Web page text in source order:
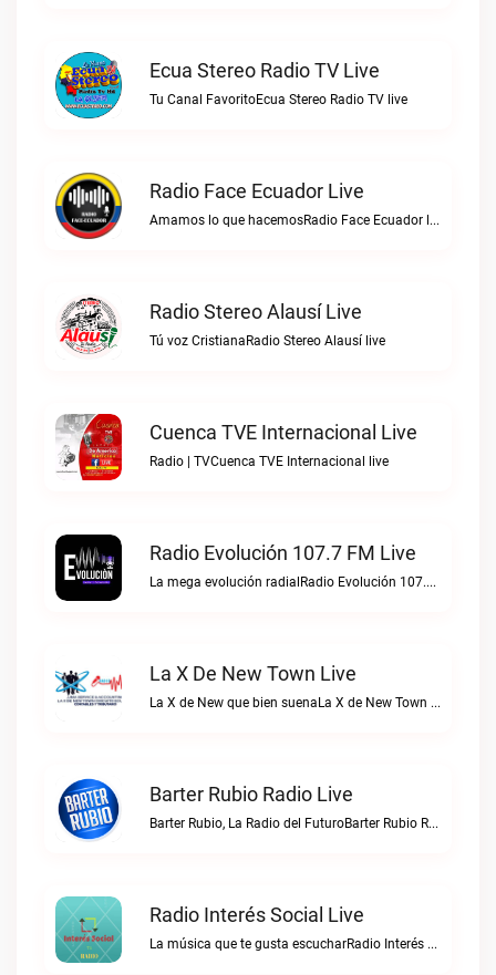
Ecua Stereo Radio TV Live
Tu Canal FavoritoEcua Stereo Radio TV live
Radio Face Ecuador Live
Amamos lo que hacemosRadio Face Ecuador live
Radio Stereo Alausí Live
Tú voz CristianaRadio Stereo Alausí live
Cuenca TVE Internacional Live
Radio | TVCuenca TVE Internacional live
Radio Evolución 107.7 FM Live
La mega evolución radialRadio Evolución 107.7 FM live
La X De New Town Live
La X de New que bien suenaLa X de New Town live
Barter Rubio Radio Live
Barter Rubio, La Radio del FuturoBarter Rubio Radio live
Radio Interés Social Live
La música que te gusta escucharRadio Interés Social live